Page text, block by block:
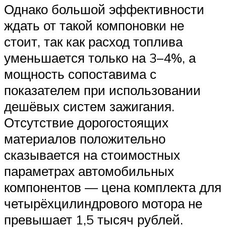
Однако большой эффективности
ждать от такой компоновки не
стоит, так как расход топлива
уменьшается только на 3–4%, а
мощность сопоставима с
показателем при использовании
дешёвых систем зажигания.
Отсутствие дорогостоящих
материалов положительно
сказывается на стоимостных
параметрах автомобильных
компонентов — цена комплекта для
четырёхцилиндрового мотора не
превышает 1,5 тысяч рублей.